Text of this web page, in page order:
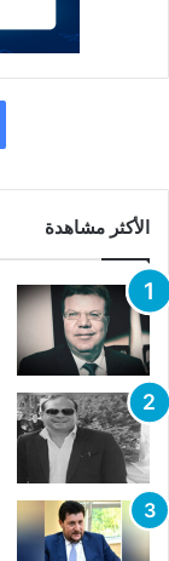
الأكثر مشاهدة